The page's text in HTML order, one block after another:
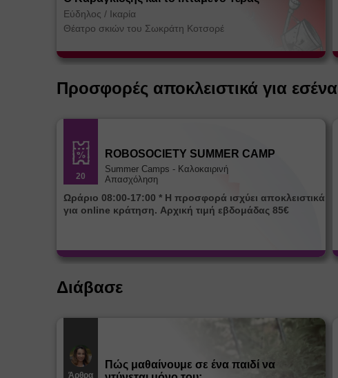
Εύδηλος / Ικαρία
Θέατρο σκιών του Σωκράτη Κοτσορέ
Προσφορές αποκλειστικά για εσένα
20
ROBOSOCIETY SUMMER CAMP
Summer Camps - Καλοκαιρινή
Απασχόληση
Ωράριο 08:00-17:00 * Η προσφορά ισχύει αποκλειστικά
για online κράτηση. Αρχική τιμή εβδομάδας 85€
Διάβασε
Άρθρα
Πώς μαθαίνουμε σε ένα παιδί να